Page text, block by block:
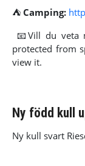
⛺ Camping:
📧Vill du veta
protected from
view it.
Ny född kull
Ny kull svart